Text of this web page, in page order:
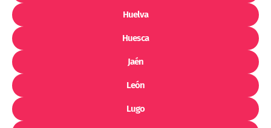
Huelva
Huesca
Jaén
León
Lugo